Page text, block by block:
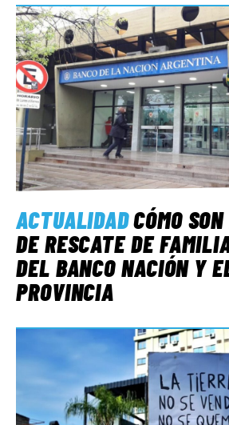
ACTUALIDADCÓMO
DE RESCATE DE
DEL BANCO NACIÓN Y
PROVINCIA